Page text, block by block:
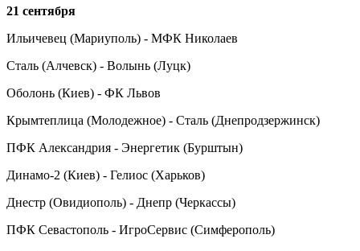
21 сентября
Ильичевец (Мариуполь) - МФК Николаев
Сталь (Алчевск) - Волынь (Луцк)
Оболонь (Киев) - ФК Львов
Крымтеплица (Молодежное) - Сталь (Днепродзержинск)
ПФК Александрия - Энергетик (Бурштын)
Динамо-2 (Киев) - Гелиос (Харьков)
Днестр (Овидиополь) - Днепр (Черкассы)
ПФК Севастополь - ИгроСервис (Симферополь)